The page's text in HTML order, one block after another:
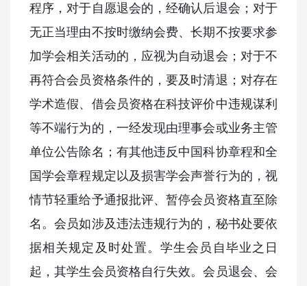
程序，对于自愿退会的，经确认后退会；对于
无正当理由不按时缴纳会费、长期不按要求参
加学会相关活动的，应视为自动退会；对于不
再符合会员资格条件的，要及时清退；对存在
学术造假、借会员资格在科技评价中违规谋利
等不端行为的，一经发现由理事会或业务主管
单位公告除名；有其他违反中国科协章程和全
国学会章程规定以及损害学会声誉行为的，视
情节轻重给予通报批评、暂停会员资格直至除
名。会员如涉及违法违规行为的，秘书处要依
据相关规定及时处置。学生会员自毕业之日
起，其学生会员资格自行失效。会员退会、会